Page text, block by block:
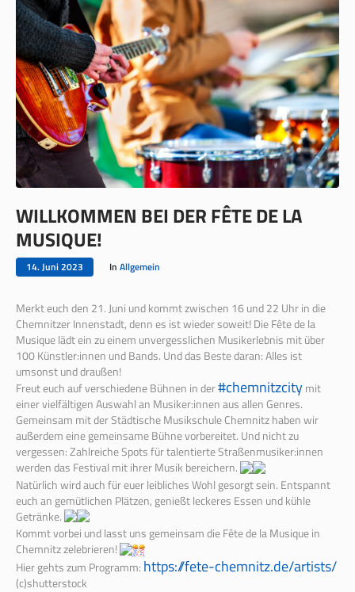
WILLKOMMEN BEI DER FÊTE DE LA
MUSIQUE!
14. Juni 2023 In Allgemein
Merkt euch den 21. Juni und kommt zwischen 16 und 22 Uhr in die
Chemnitzer Innenstadt, denn es ist wieder soweit! Die Fête de la
Musique lädt ein zu einem unvergesslichen Musikerlebnis mit über
100 Künstler:innen und Bands. Und das Beste daran: Alles ist
umsonst und draußen!
Freut euch auf verschiedene Bühnen in der#chemnitzcitymit
einer vielfältigen Auswahl an Musiker:innen aus allen Genres.
Gemeinsam mit derStädtische Musikschule Chemnitzhaben wir
außerdem eine gemeinsame Bühne vorbereitet. Und nicht zu
vergessen: Zahlreiche Spots für talentierte Straßenmusiker:innen
werden das Festival mit ihrer Musik bereichern.
Natürlich wird auch für euer leibliches Wohl gesorgt sein. Entspannt
euch an gemütlichen Plätzen, genießt leckeres Essen und kühle
Getränke.
Kommt vorbei und lasst uns gemeinsam die Fête de la Musique in
Chemnitz zelebrieren!
Hier gehts zum Programm: https://fete-chemnitz.de/artists/
(c)shutterstock